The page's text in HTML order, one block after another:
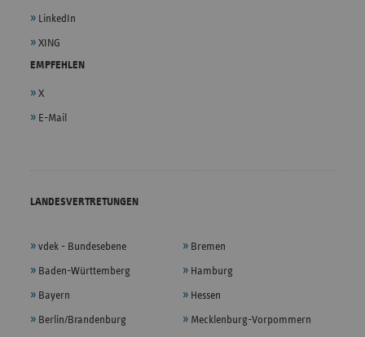
LinkedIn
XING
EMPFEHLEN
X
E-Mail
LANDESVERTRETUNGEN
vdek - Bundesebene
Baden-Württemberg
Bayern
Berlin/Brandenburg
Bremen
Hamburg
Hessen
Mecklenburg-Vorpommern